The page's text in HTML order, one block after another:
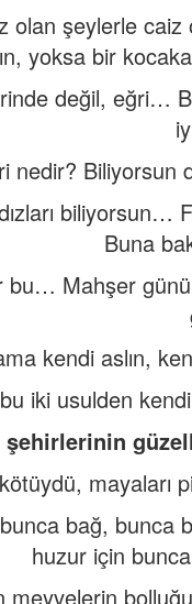
olan şeylerle
yoksa bir
değil, eğri…
nedir? Biliyorsun
Buna
bu… Mahşer
kendi aslın,
iki usulden
şehirlerinin
kötüydü,
bağ, bunca
huzur için